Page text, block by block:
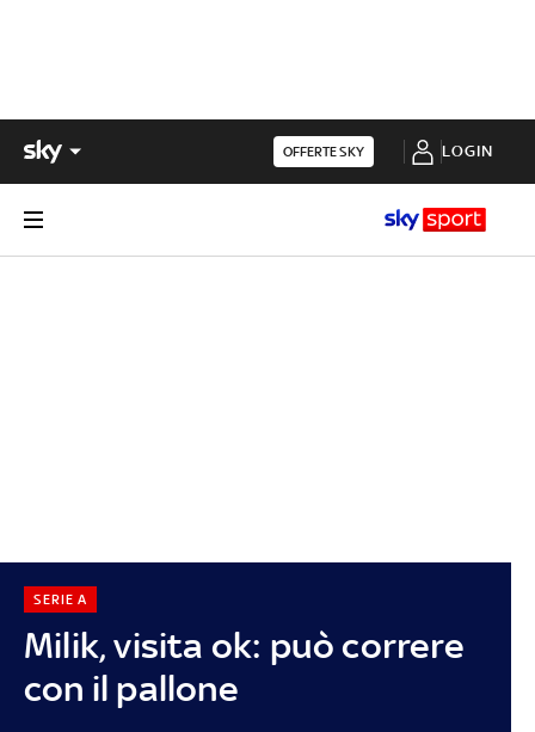
OFFERTE SKY LOGIN
Milik, visita ok: può correre
con il pallone
SERIE A